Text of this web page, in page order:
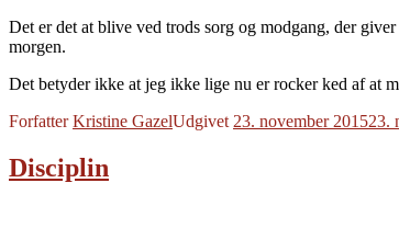
Det er det at blive ved trods sorg og modgang, der
morgen.
Det betyder ikke at jeg ikke lige nu er rocker ked af at
ForfatterKristine GazelUdgivet 23. november 201523.
Disciplin